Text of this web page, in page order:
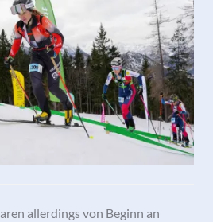
allerdings von Beginn an